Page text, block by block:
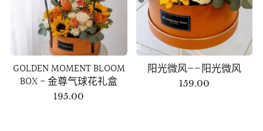
GOLDEN MOMENT BLOOM
BOX - 金尊气球花礼盒
195.00
阳光微风——阳光微风
159.00